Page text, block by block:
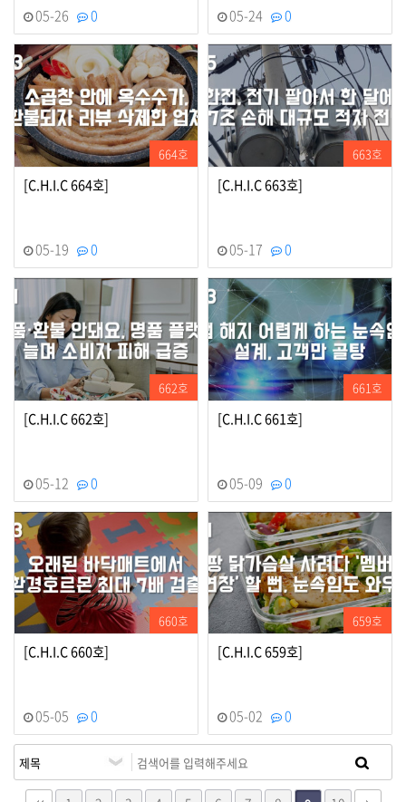
05-26 0 05-24 0
664호
[C.H.I.C 664호]
05-19 0
663호
[C.H.I.C 663호]
05-17 0
662호
[C.H.I.C 662호]
05-12 0
661호
[C.H.I.C 661호]
05-09 0
660호
[C.H.I.C 660호]
05-05 0
659호
[C.H.I.C 659호]
05-02 0